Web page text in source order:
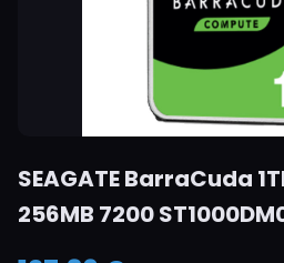
SEAGATE BarraCuda
256MB 7200